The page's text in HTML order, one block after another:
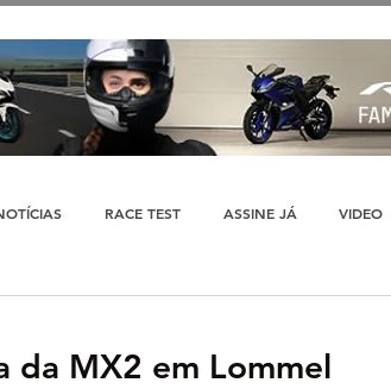
RACE TEST ASSINE JÁ VIDEO
da MX2 em Lommel